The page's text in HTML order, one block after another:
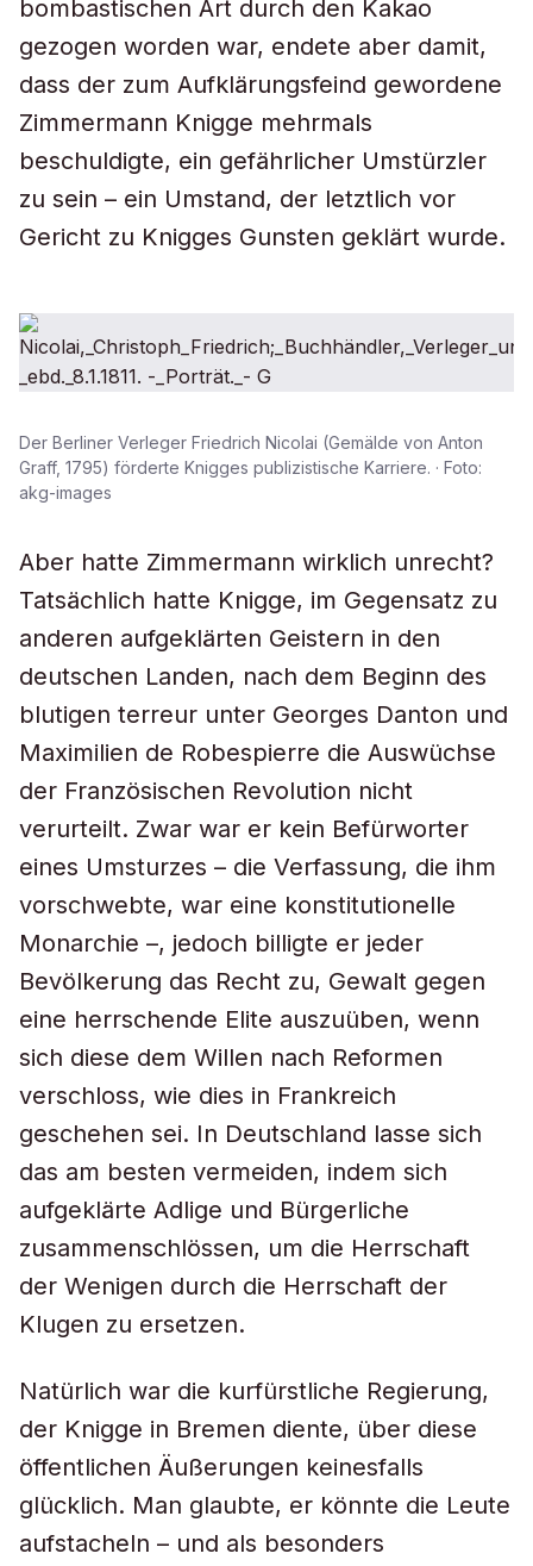
bombastischen Art durch den Kakao
gezogen worden war, endete aber damit,
dass der zum Aufklärungsfeind gewordene
Zimmermann Knigge mehrmals
beschuldigte, ein gefährlicher Umstürzler
zu sein – ein Umstand, der letztlich vor
Gericht zu Knigges Gunsten geklärt wurde.
Der Berliner Verleger Friedrich Nicolai (Gemälde von Anton
Graff, 1795) förderte Knigges publizistische Karriere. · Foto:
akg-images
Aber hatte Zimmermann wirklich unrecht?
Tatsächlich hatte Knigge, im Gegensatz zu
anderen aufgeklärten Geistern in den
deutschen Landen, nach dem Beginn des
blutigen terreur unter Georges Danton und
Maximilien de Robespierre die Auswüchse
der Französischen Revolution nicht
verurteilt. Zwar war er kein Befürworter
eines Umsturzes – die Verfassung, die ihm
vorschwebte, war eine konstitutionelle
Monarchie –, jedoch billigte er jeder
Bevölkerung das Recht zu, Gewalt gegen
eine herrschende Elite auszuüben, wenn
sich diese dem Willen nach Reformen
verschloss, wie dies in Frankreich
geschehen sei. In Deutschland lasse sich
das am besten vermeiden, indem sich
aufgeklärte Adlige und Bürgerliche
zusammenschlössen, um die Herrschaft
der Wenigen durch die Herrschaft der
Klugen zu ersetzen.
Natürlich war die kurfürstliche Regierung,
der Knigge in Bremen diente, über diese
öffentlichen Äußerungen keinesfalls
glücklich. Man glaubte, er könnte die Leute
aufstacheln – und als besonders